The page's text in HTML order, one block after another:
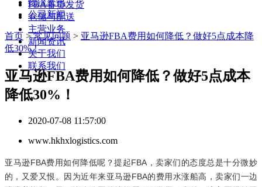
FBA备货发货
仓储与配送
主营业务
新闻资讯
关于我们
联系我们
物流资讯
公司新闻
首页 >常见问题 > 亚马逊FBA费用如何降低？做好5点成本降
低30%！
亚马逊FBA费用如何降低？做好5点成本
降低30%！
2020-07-08 11:57:00
www.hkhxlogistics.com
亚马逊FBA费用如何降低呢？提起FBA，卖家们的态度总是十分微妙
的，又爱又恨。因为近年来亚马逊FBA的费用水涨船高，卖家们一边